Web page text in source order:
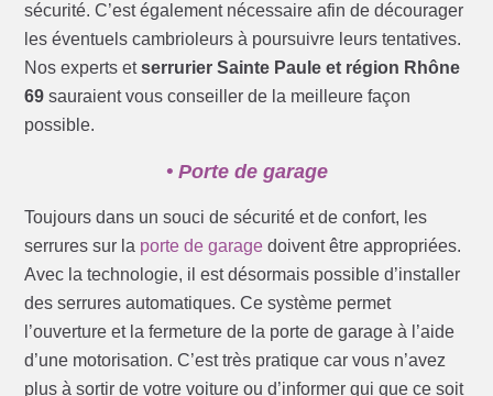
sécurité. C’est également nécessaire afin de décourager
les éventuels cambrioleurs à poursuivre leurs tentatives.
Nos experts etserrurier Sainte Paule et région Rhône
69 sauraient vous conseiller de la meilleure façon
possible.
• Porte de garage
Toujours dans un souci de sécurité et de confort, les
serrures sur la porte de garage doivent être appropriées.
Avec la technologie, il est désormais possible d’installer
des serrures automatiques. Ce système permet
l’ouverture et la fermeture de la porte de garage à l’aide
d’une motorisation. C’est très pratique car vous n’avez
plus à sortir de votre voiture ou d’informer qui que ce soit